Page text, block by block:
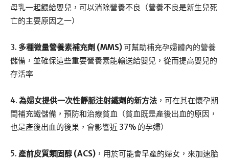
母乳一起餵給嬰兒，可以消除營養不良（營養不良是新生兒死
亡的主要原因之一）
3. 多種微量營養素補充劑 (MMS)可幫助補充孕婦體內的營養
儲備，並確保這些重要營養素能輸送給嬰兒，從而提高嬰兒的
存活率
4. 為婦女提供一次性靜脈注射鐵劑的新方法 ，可在其在懷孕期
間補充鐵儲備，預防和治療貧血（貧血既是產後出血的原因，
也是產後出血的後果，會影響近 37% 的孕婦）
5. 產前皮質類固醇 (ACS) ，用於可能會早產的婦女，來加速胎